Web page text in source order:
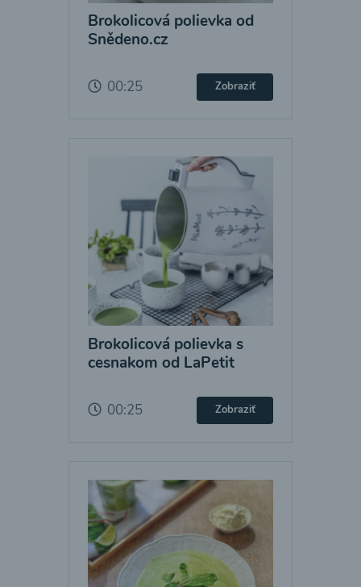
Brokolicová polievka od
Snědeno.cz
00:25 Zobraziť
Brokolicová polievka s
cesnakom od LaPetit
00:25 Zobraziť